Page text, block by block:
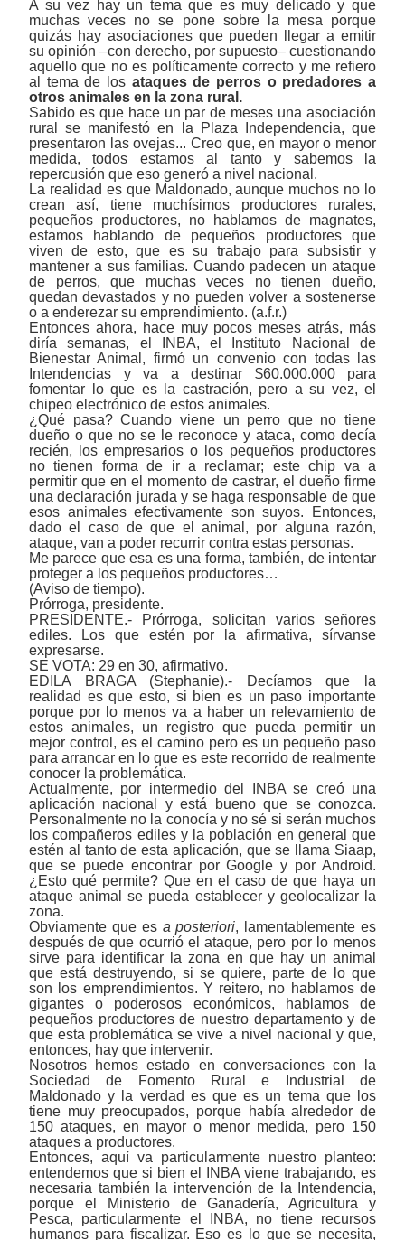
A su vez hay un tema que es muy delicado y que
muchas veces no se pone sobre la mesa porque
quizás hay asociaciones que pueden llegar a emitir
su opinión ‒con derecho, por supuesto‒ cuestionando
aquello que no es políticamente correcto y me refiero
al tema de los ataques de perros o predadores a
otros animales en la zona rural.
Sabido es que hace un par de meses una asociación
rural se manifestó en la Plaza Independencia, que
presentaron las ovejas... Creo que, en mayor o menor
medida, todos estamos al tanto y sabemos la
repercusión que eso generó a nivel nacional.
La realidad es que Maldonado, aunque muchos no lo
crean así, tiene muchísimos productores rurales,
pequeños productores, no hablamos de magnates,
estamos hablando de pequeños productores que
viven de esto, que es su trabajo para subsistir y
mantener a sus familias. Cuando padecen un ataque
de perros, que muchas veces no tienen dueño,
quedan devastados y no pueden volver a sostenerse
o a enderezar su emprendimiento. (a.f.r.)
Entonces ahora, hace muy pocos meses atrás, más
diría semanas, el INBA, el Instituto Nacional de
Bienestar Animal, firmó un convenio con todas las
Intendencias y va a destinar $60.000.000 para
fomentar lo que es la castración, pero a su vez, el
chipeo electrónico de estos animales.
¿Qué pasa? Cuando viene un perro que no tiene
dueño o que no se le reconoce y ataca, como decía
recién, los empresarios o los pequeños productores
no tienen forma de ir a reclamar; este chip va a
permitir que en el momento de castrar, el dueño firme
una declaración jurada y se haga responsable de que
esos animales efectivamente son suyos. Entonces,
dado el caso de que el animal, por alguna razón,
ataque, van a poder recurrir contra estas personas.
Me parece que esa es una forma, también, de intentar
proteger a los pequeños productores…
(Aviso de tiempo).
Prórroga, presidente.
PRESIDENTE.- Prórroga, solicitan varios señores
ediles. Los que estén por la afirmativa, sírvanse
expresarse.
SE VOTA: 29 en 30, afirmativo.
EDILA BRAGA (Stephanie).- Decíamos que la
realidad es que esto, si bien es un paso importante
porque por lo menos va a haber un relevamiento de
estos animales, un registro que pueda permitir un
mejor control, es el camino pero es un pequeño paso
para arrancar en lo que es este recorrido de realmente
conocer la problemática.
Actualmente, por intermedio del INBA se creó una
aplicación nacional y está bueno que se conozca.
Personalmente no la conocía y no sé si serán muchos
los compañeros ediles y la población en general que
estén al tanto de esta aplicación, que se llama Siaap,
que se puede encontrar por Google y por Android.
¿Esto qué permite? Que en el caso de que haya un
ataque animal se pueda establecer y geolocalizar la
zona.
Obviamente que es a posteriori, lamentablemente es
después de que ocurrió el ataque, pero por lo menos
sirve para identificar la zona en que hay un animal
que está destruyendo, si se quiere, parte de lo que
son los emprendimientos. Y reitero, no hablamos de
gigantes o poderosos económicos, hablamos de
pequeños productores de nuestro departamento y de
que esta problemática se vive a nivel nacional y que,
entonces, hay que intervenir.
Nosotros hemos estado en conversaciones con la
Sociedad de Fomento Rural e Industrial de
Maldonado y la verdad es que es un tema que los
tiene muy preocupados, porque había alrededor de
150 ataques, en mayor o menor medida, pero 150
ataques a productores.
Entonces, aquí va particularmente nuestro planteo:
entendemos que si bien el INBA viene trabajando, es
necesaria también la intervención de la Intendencia,
porque el Ministerio de Ganadería, Agricultura y
Pesca, particularmente el INBA, no tiene recursos
humanos para fiscalizar. Eso es lo que se necesita,